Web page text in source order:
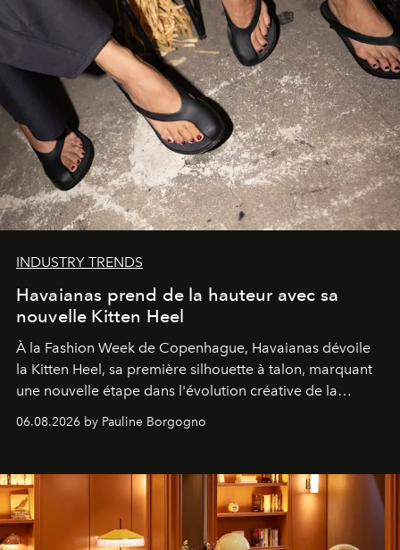
INDUSTRY TRENDS
Havaianas prend de la hauteur avec sa
nouvelle Kitten Heel
À la Fashion Week de Copenhague, Havaianas dévoile
la Kitten Heel, sa première silhouette à talon, marquant
une nouvelle étape dans l'évolution créative de la
06.08.2026 by Pauline Borgogno